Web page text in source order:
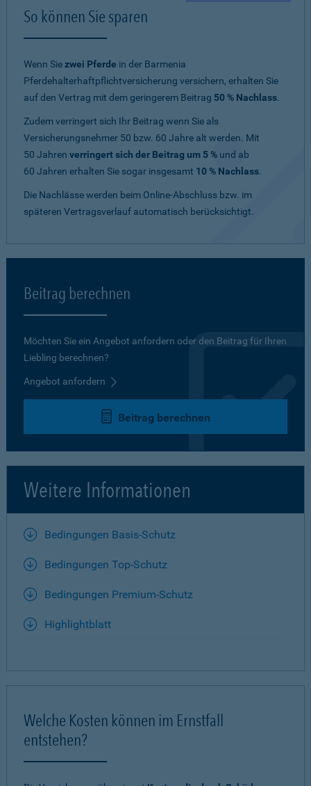
So können Sie sparen
Wenn Siezwei Pferde in der Barmenia
Pferdehalterhaftpflichtversicherung versichern, erhalten Sie
auf den Vertrag mit dem geringerem Beitrag 50 % Nachlass.
Zudem verringert sich Ihr Beitrag wenn Sie als
Versicherungsnehmer 50 bzw. 60 Jahre alt werden. Mit
50 Jahren verringert sich der Beitrag um 5 % und ab
60 Jahren erhalten Sie sogar insgesamt 10 % Nachlass.
Die Nachlässe werden beim Online-Abschluss bzw. im
späteren Vertragsverlauf automatisch berücksichtigt.
Beitrag berechnen
Möchten Sie ein Angebot anfordern oder den Beitrag für Ihren
Liebling berechnen?
Angebot anfordern
Beitrag berechnen
Weitere Informationen
Bedingungen Basis-Schutz
Bedingungen Top-Schutz
Bedingungen Premium-Schutz
Highlightblatt
Welche Kosten können im Ernstfall
entstehen?